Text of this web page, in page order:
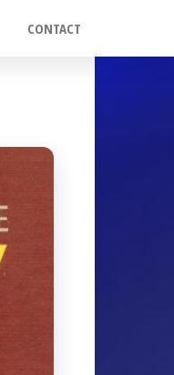
CONTACT